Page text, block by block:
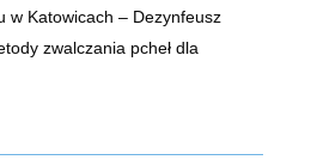
w Katowicach – Dezynfeusz
zwalczania pcheł dla